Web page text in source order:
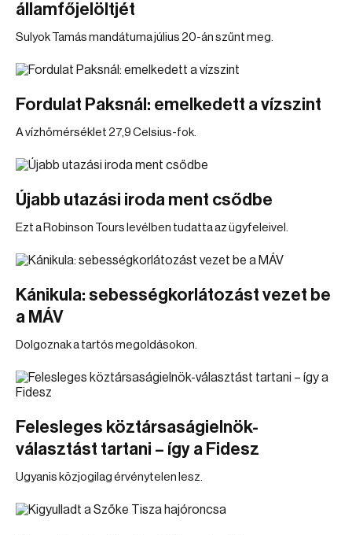
államfőjelöltjét
Sulyok Tamás mandátuma július 20-án szűnt meg.
Fordulat Paksnál: emelkedett a vízszint
A vízhőmérséklet 27,9 Celsius-fok.
Újabb utazási iroda ment csődbe
Ezt a Robinson Tours levélben tudatta az ügyfeleivel.
Kánikula: sebességkorlátozást vezet be
a MÁV
Dolgoznak a tartós megoldásokon.
Felesleges köztársaságielnök-
választást tartani – így a Fidesz
Ugyanis közjogilag érvénytelen lesz.